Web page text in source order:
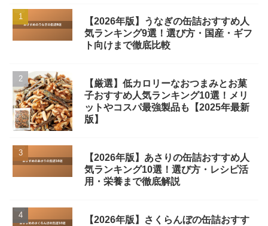
【2026年版】うなぎの缶詰おすすめ人
気ランキング9選！選び方・国産・ギフ
ト向けまで徹底比較
【厳選】低カロリーなおつまみとお菓
子おすすめ人気ランキング10選！メリ
ットやコスパ最強製品も【2025年最新
版】
【2026年版】あさりの缶詰おすすめ人
気ランキング10選！選び方・レシピ活
用・栄養まで徹底解説
【2026年版】さくらんぼの缶詰おすす